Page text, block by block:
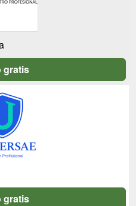
gratis
gratis